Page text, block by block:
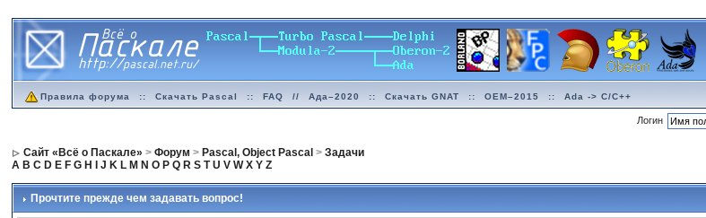
Правила форума :: Скачать Pascal :: FAQ // Ада–2020 :: Скачать GNAT :: OEM–2015 :: Ada -> C/C++
Логин
Сайт «Всё о Паскале» >Форум > Pascal, Object Pascal >Задачи
A B C D E F G H J K L M N O P Q R S T U V W X Y Z
Прочтите прежде чем задавать вопрос!